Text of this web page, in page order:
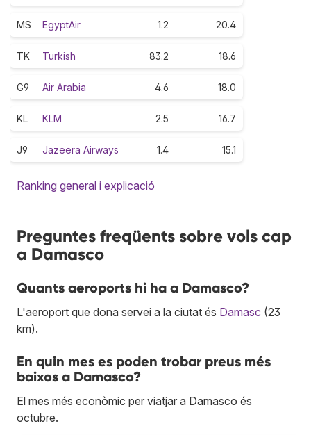
MS EgyptAir 1.2 20.4
TK Turkish 83.2 18.6
G9 Air Arabia 4.6 18.0
KL KLM 2.5 16.7
J9 Jazeera Airways 1.4 15.1
Ranking general i explicació
Preguntes freqüents sobre vols cap
a Damasco
Quants aeroports hi ha a Damasco?
L'aeroport que dona servei a la ciutat és Damasc (23
km).
En quin mes es poden trobar preus més
baixos a Damasco?
El mes més econòmic per viatjar a Damasco és
octubre.